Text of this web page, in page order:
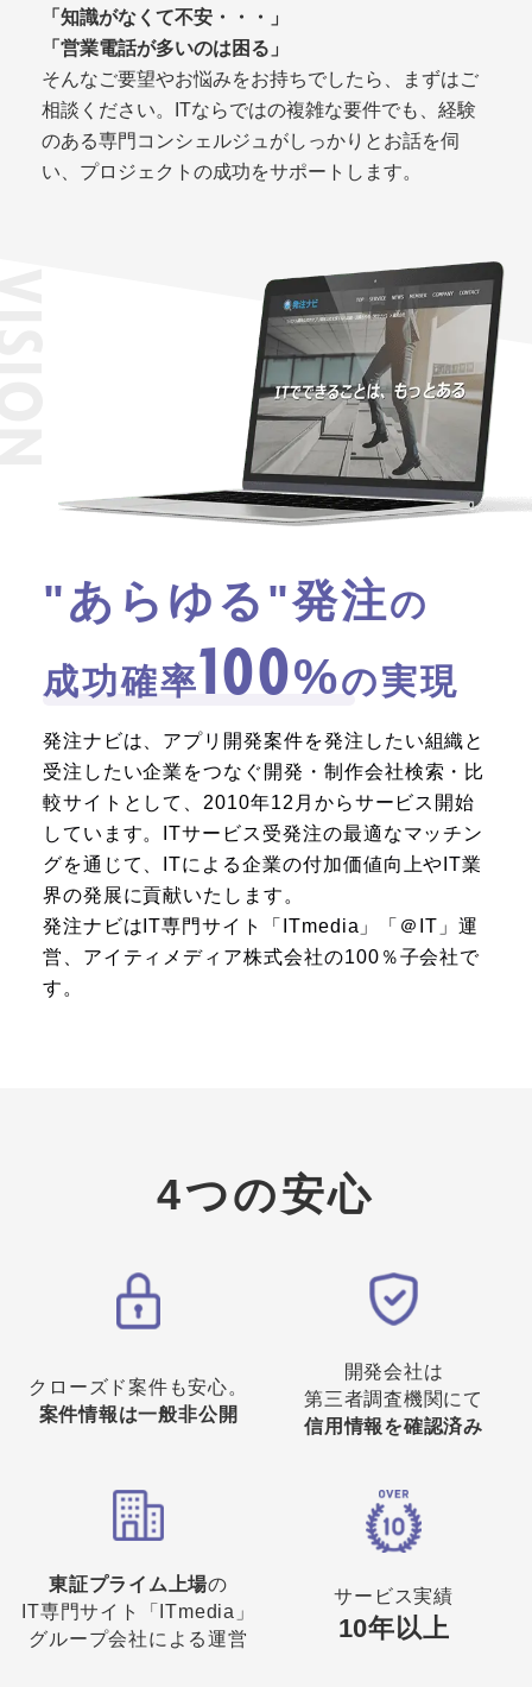
「知識がなくて不安・・・」
「営業電話が多いのは困る」
そんなご要望やお悩みをお持ちでしたら、まずはご
相談ください。ITならではの複雑な要件でも、経験
のある専門コンシェルジュがしっかりとお話を伺
い、プロジェクトの成功をサポートします。
"あらゆる"発注の
成功確率100%の実現
発注ナビは、アプリ開発案件を発注したい組織と
受注したい企業をつなぐ開発・制作会社検索・比
較サイトとして、2010年12月からサービス開始
しています。ITサービス受発注の最適なマッチン
グを通じて、ITによる企業の付加価値向上やIT業
界の発展に貢献いたします。
発注ナビはIT専門サイト「ITmedia」「＠IT」運
営、アイティメディア株式会社の100％子会社で
す。
4つの安心
クローズド案件も安心。
案件情報は一般非公開
開発会社は
第三者調査機関にて
信用情報を確認済み
東証プライム上場の
IT専門サイト「ITmedia」
グループ会社による運営
サービス実績
10年以上